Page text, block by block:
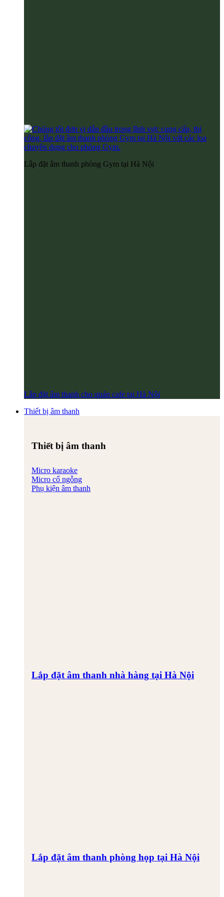
Lắp đặt âm thanh phòng Gym tại Hà Nội
Lắp đặt âm thanh cho quán cafe tại Hà Nội
Thiết bị âm thanh
Thiết bị âm thanh
Micro karaoke
Micro cổ ngỗng
Phụ kiện âm thanh
Lắp đặt âm thanh nhà hàng tại Hà Nội
Lắp đặt âm thanh phòng họp tại Hà Nội